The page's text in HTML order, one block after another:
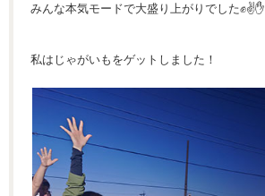
みんな本気モードで大盛り上がりでした✊✌️✋
私はじゃがいもをゲットしました！